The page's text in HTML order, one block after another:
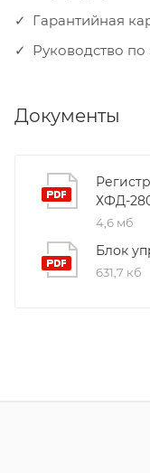
Гарантийная
Руководство по
Документы
ХФД-
4,6 мб
Блок
631,7 кб